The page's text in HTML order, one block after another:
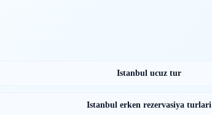
Istanbul ucuz tur
Istanbul erken rezervasiya turlari